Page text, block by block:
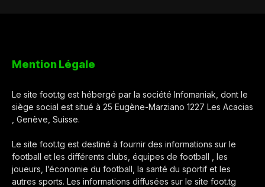
Mention Légale
Le site foot.tg est hébergé par la société Infomaniak, dont le
siège social est situé à 25 Eugène-Marziano 1227 Les Acacias
, Genève, Suisse.
Le site foot.tg est destiné à fournir des informations sur le
football et les différents clubs, équipes de football , les
joueurs, l’économie du football, la santé du sportif et les
autres sports. Les informations diffusées sur le site foot.tg